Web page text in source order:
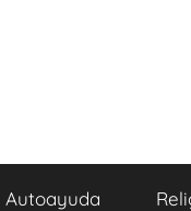
Autoayuda